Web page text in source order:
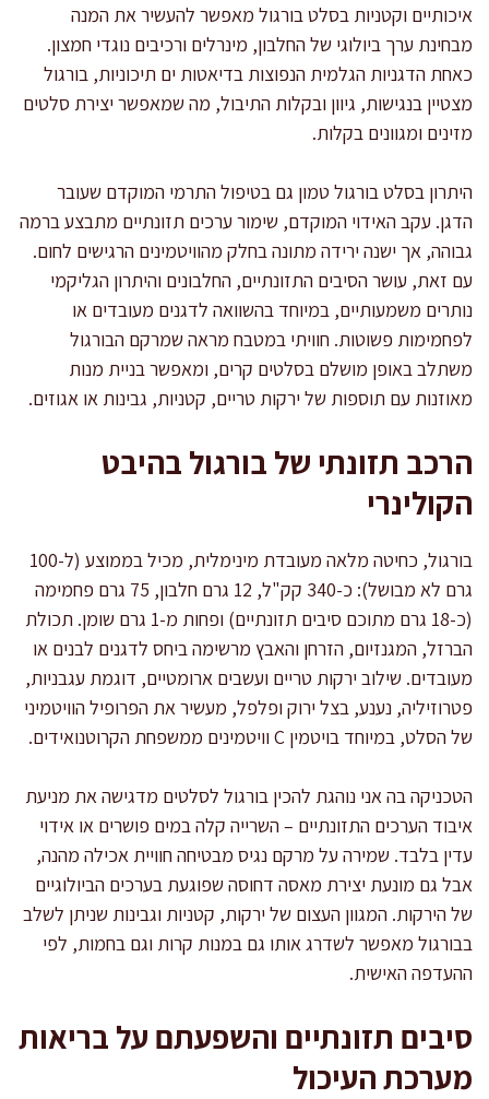
איכותיים וקטניות בסלט בורגול מאפשר להעשיר את המנה
מבחינת ערך ביולוגי של החלבון, מינרלים ורכיבים נוגדי חמצון.
כאחת הדגניות הגלמית הנפוצות בדיאטות ים תיכוניות, בורגול
מצטיין בנגישות, גיוון ובקלות התיבול, מה שמאפשר יצירת סלטים
מזינים ומגוונים בקלות.
היתרון בסלט בורגול טמון גם בטיפול התרמי המוקדם שעובר
הדגן. עקב האידוי המוקדם, שימור ערכים תזונתיים מתבצע ברמה
גבוהה, אך ישנה ירידה מתונה בחלק מהוויטמינים הרגישים לחום.
עם זאת, עושר הסיבים התזונתיים, החלבונים והיתרון הגליקמי
נותרים משמעותיים, במיוחד בהשוואה לדגנים מעובדים או
לפחמימות פשוטות. חוויתי במטבח מראה שמרקם הבורגול
משתלב באופן מושלם בסלטים קרים, ומאפשר בניית מנות
מאוזנות עם תוספות של ירקות טריים, קטניות, גבינות או אגוזים.
הרכב תזונתי של בורגול בהיבט
הקולינרי
בורגול, כחיטה מלאה מעובדת מינימלית, מכיל בממוצע (ל-100
גרם לא מבושל): כ-340 קק"ל, 12 גרם חלבון, 75 גרם פחמימה
(כ-18 גרם מתוכם סיבים תזונתיים) ופחות מ-1 גרם שומן. תכולת
הברזל, המגנזיום, הזרחן והאבץ מרשימה ביחס לדגנים לבנים או
מעובדים. שילוב ירקות טריים ועשבים ארומטיים, דוגמת עגבניות,
פטרוזיליה, נענע, בצל ירוק ופלפל, מעשיר את הפרופיל הוויטמיני
של הסלט, במיוחד בויטמין C וויטמינים ממשפחת הקרוטנואידים.
הטכניקה בה אני נוהגת להכין בורגול לסלטים מדגישה את מניעת
איבוד הערכים התזונתיים – השרייה קלה במים פושרים או אידוי
עדין בלבד. שמירה על מרקם נגיס מבטיחה חוויית אכילה מהנה,
אבל גם מונעת יצירת מאסה דחוסה שפוגעת בערכים הביולוגיים
של הירקות. המגוון העצום של ירקות, קטניות וגבינות שניתן לשלב
בבורגול מאפשר לשדרג אותו גם במנות קרות וגם בחמות, לפי
ההעדפה האישית.
סיבים תזונתיים והשפעתם על בריאות
מערכת העיכול